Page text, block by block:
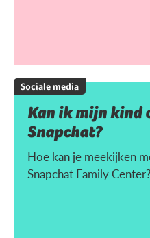
Sociale media
Kan ik mijn kind
Snapchat?
Hoe kan je meekijken
Snapchat Family Center?